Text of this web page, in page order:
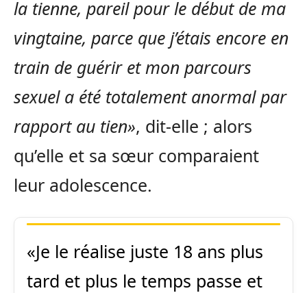
la tienne, pareil pour le début de ma
vingtaine, parce que j’étais encore en
train de guérir et mon parcours
sexuel a été totalement anormal par
rapport au tien», dit-elle ; alors
qu’elle et sa sœur comparaient
leur adolescence.
«Je le réalise juste 18 ans plus
tard et plus le temps passe et